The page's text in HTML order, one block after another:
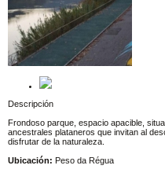
Descripción
Frondoso parque, espacio apacible,
ancestrales plataneros que invitan al
disfrutar de la naturaleza.
Ubicación: Peso da Régua